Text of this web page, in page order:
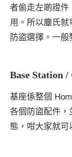
者偷走左啲證件
用。所以塵氏
防盜選擇。一
Base Station
基座係整個
各個防盜配件，
態，咁大家就可